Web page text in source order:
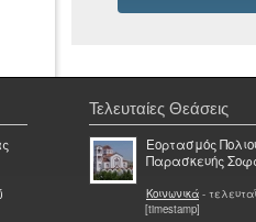
Τελευταίες Θεάσεις
Εορτασμός
Παρασκευής
Κοινωνικά -
[timestamp]